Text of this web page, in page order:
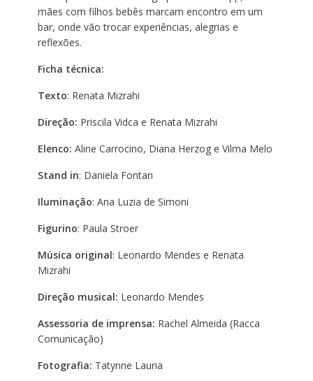
mães com filhos bebês marcam encontro em um
bar, onde vão trocar experiências, alegrias e
reflexões.
Ficha técnica:
Texto: Renata Mizrahi
Direção: Priscila Vidca e Renata Mizrahi
Elenco: Aline Carrocino, Diana Herzog e Vilma Melo
Stand in: Daniela Fontan
Iluminação: Ana Luzia de Simoni
Figurino: Paula Stroer
Música original: Leonardo Mendes e Renata
Mizrahi
Direção musical: Leonardo Mendes
Assessoria de imprensa: Rachel Almeida (Racca
Comunicação)
Fotografia: Tatynne Lauria